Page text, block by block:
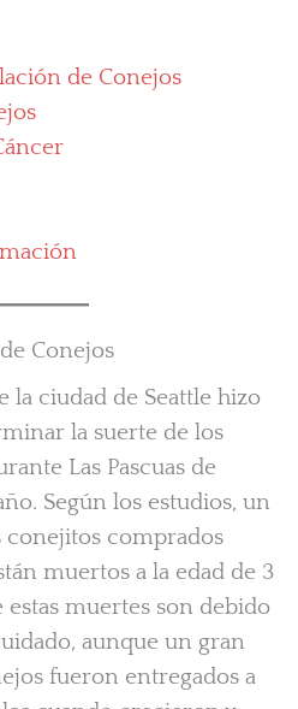
de Conejos
Conejos
la ciudad de Seattle hizo
la suerte de los
Las Pascuas de
Según los estudios, un
conejitos comprados
muertos a la edad de 3
estas muertes son debido
aunque un gran
fueron entregados a